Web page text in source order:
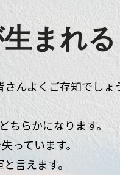
まれ
さんよくご存知でしょ
らかになります。
っています。
言えます。